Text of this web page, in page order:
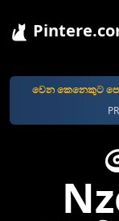
වෙන කෙනෙකුට